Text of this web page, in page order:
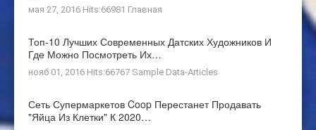
мая 27, 2016 Hits:66981 Главная
Топ-10 Лучших Современных Датских Художников И
Где Можно Посмотреть Их…
нояб 01, 2016 Hits:66767 Sample Data-Articles
Сеть Супермаркетов Coop Перестанет Продавать
"яйца Из Клетки" К 2020…